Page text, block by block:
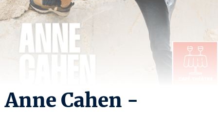
Anne Cahen -